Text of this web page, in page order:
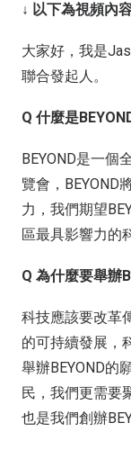
↓ 以下為視頻內
大家好，我是
聯合發起人。
Q 什麼是
BEYOND是一個
覽會，BEYOND
力，我們期望
區最具影響力的
Q 為什麼要舉辦
科技應該要改革
的可持續發展，
舉辦BEYOND的
民，我們更需要
也是我們創辦